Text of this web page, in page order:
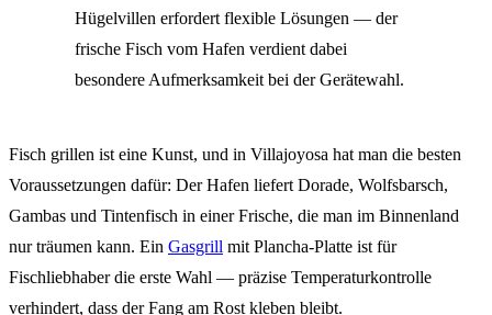
Hügelvillen erfordert flexible Lösungen — der
frische Fisch vom Hafen verdient dabei
besondere Aufmerksamkeit bei der Gerätewahl.
Fisch grillen ist eine Kunst, und in Villajoyosa hat man die besten
Voraussetzungen dafür: Der Hafen liefert Dorade, Wolfsbarsch,
Gambas und Tintenfisch in einer Frische, die man im Binnenland
nur träumen kann. Ein Gasgrill mit Plancha-Platte ist für
Fischliebhaber die erste Wahl — präzise Temperaturkontrolle
verhindert, dass der Fang am Rost kleben bleibt.